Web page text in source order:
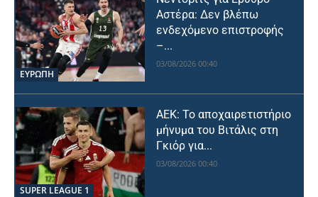
ΕΥΡΩΠΗ
Αστέρα: Δεν βλέπω
ενδεχόμενο επιστροφής
–...
03/08/2026 00:40
SUPER LEAGUE 1
ΑΕΚ: Το αποχαιρετιστήριο
μήνυμα του Βιτάλις στη
Γκιόρ για...
03/08/2026 00:40